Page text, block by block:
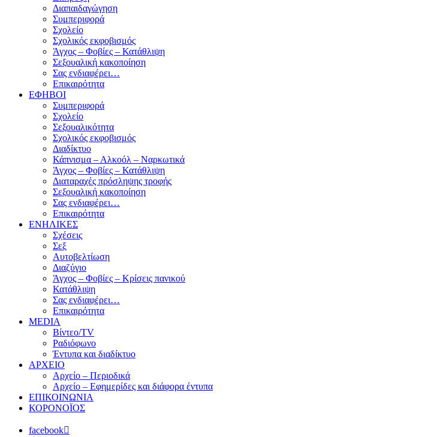
Διαπαιδαγώγηση
Συμπεριφορά
Σχολείο
Σχολικός εκφοβισμός
Άγχος – Φοβίες – Κατάθλιψη
Σεξουαλική κακοποίηση
Σας ενδιαφέρει…
Επικαιρότητα
ΕΦΗΒΟΙ
Συμπεριφορά
Σχολείο
Σεξουαλικότητα
Σχολικός εκφοβισμός
Διαδίκτυο
Κάπνισμα – Αλκοόλ – Ναρκωτικά
Άγχος – Φοβίες – Κατάθλιψη
Διαταραχές πρόσληψης τροφής
Σεξουαλική κακοποίηση
Σας ενδιαφέρει…
Επικαιρότητα
ΕΝΗΛΙΚΕΣ
Σχέσεις
Σεξ
Αυτοβελτίωση
Διαζύγιο
Άγχος – Φοβίες – Κρίσεις πανικού
Κατάθλιψη
Σας ενδιαφέρει…
Επικαιρότητα
MEDIA
Βίντεο/TV
Ραδιόφωνο
Έντυπα και διαδίκτυο
ΑΡΧΕΙΟ
Αρχείο – Περιοδικά
Αρχείο – Εφημερίδες και διάφορα έντυπα
ΕΠΙΚΟΙΝΩΝΙΑ
ΚΟΡΟΝΟΪΟΣ
facebook